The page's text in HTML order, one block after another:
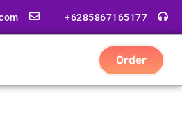
+6285867165177
Order